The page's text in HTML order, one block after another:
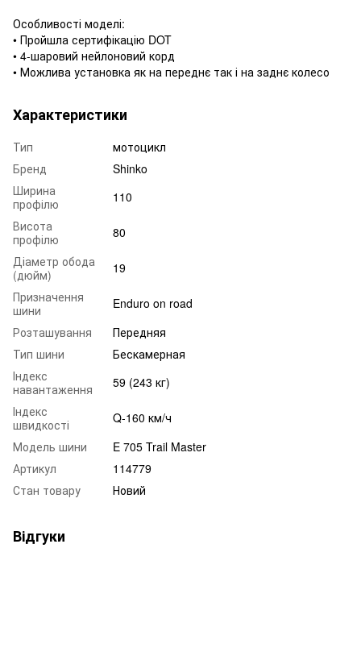
Особливості моделі:
• Пройшла сертифікацію DOT
• 4-шаровий нейлоновий корд
• Можлива установка як на переднє так і на заднє колесо
Характеристики
Тип
мотоцикл
Бренд
Shinko
Ширина
профілю
110
Висота
профілю
80
Діаметр обода
(дюйм)
19
Призначення
шини
Enduro on road
Розташування
Передняя
Тип шини
Бескамерная
Індекс
навантаження
59 (243 кг)
Індекс
швидкості
Q-160 км/ч
Модель шини
E 705 Trail Master
Артикул
114779
Стан товару
Новий
Відгуки